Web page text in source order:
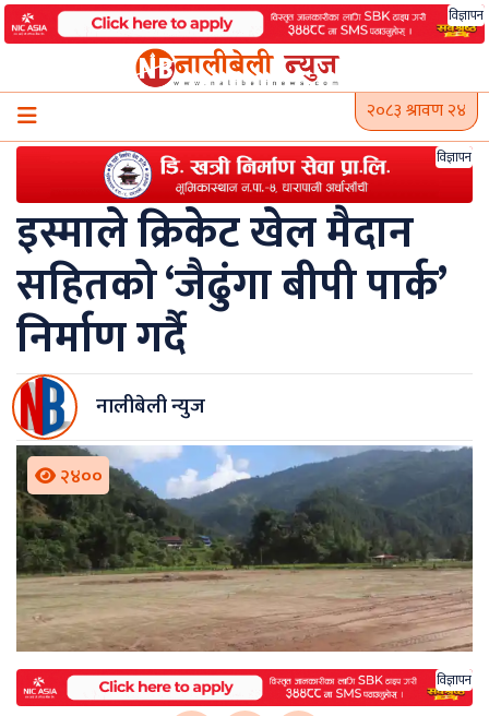
Skip
to
विज्ञापन
२०८३ श्रावण २४
विज्ञापन
इस्माले क्रिकेट खेल मैदान
सहितको ‘जैढुंगा बीपी पार्क’
निर्माण गर्दै
नालीबेली न्युज
२४००
विज्ञापन